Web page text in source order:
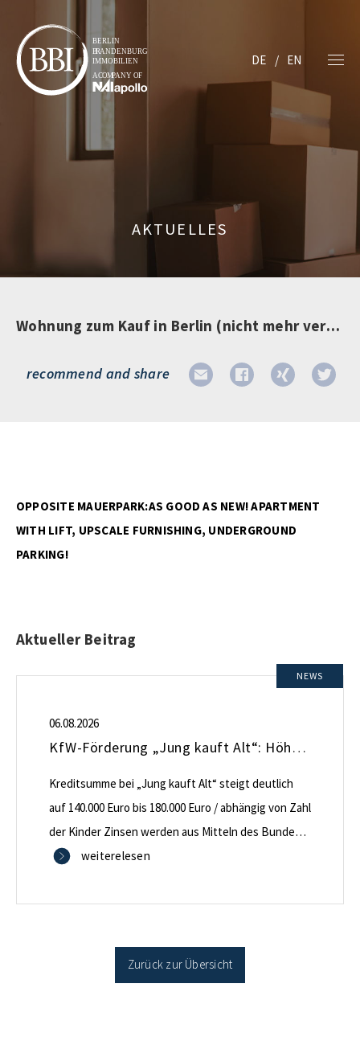
DE EN
AKTUELLES
Wohnung zum Kauf in Berlin (nicht mehr verfügbar)
recommend and share
OPPOSITE MAUERPARK:AS GOOD AS NEW! APARTMENT
WITH LIFT, UPSCALE FURNISHING, UNDERGROUND
PARKING!
Aktueller Beitrag
NEWS
06.08.2026
KfW-Förderung „Jung kauft Alt“: Höhere Kredite ab August 2026
Kreditsumme bei „Jung kauft Alt“ steigt deutlich
auf 140.000 Euro bis 180.000 Euro / abhängig von Zahl
der Kinder Zinsen werden aus Mitteln des Bundes
verbilligt: Heutiger Zins bei 0,53 Prozent effektiv bei
Antragstellende verpflichten sich zu energetischer
Sanierung in Einzelmaßnahmen […]
weiterelesen
Zurück zur Übersicht